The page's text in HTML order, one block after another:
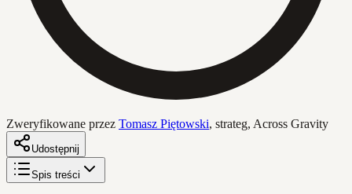
Zweryfikowane przez Tomasz Piętowski, strateg, Across Gravity
Udostępnij
Spis treści